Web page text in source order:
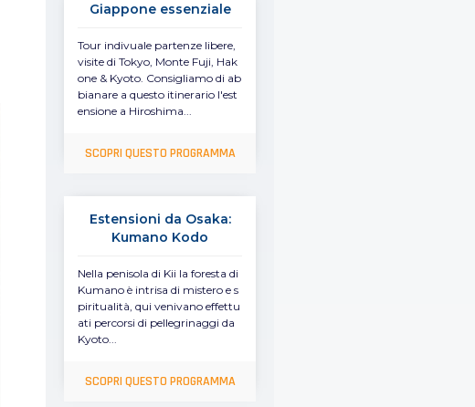
Giappone essenziale
Tour indivuale partenze libere,
visite di Tokyo, Monte Fuji, Hak
one & Kyoto. Consigliamo di ab
bianare a questo itinerario l'est
ensione a Hiroshima...
SCOPRI QUESTO PROGRAMMA
Estensioni da Osaka:
Kumano Kodo
Nella penisola di Kii la foresta di
Kumano è intrisa di mistero e s
piritualità, qui venivano effettu
ati percorsi di pellegrinaggi da
Kyoto...
SCOPRI QUESTO PROGRAMMA